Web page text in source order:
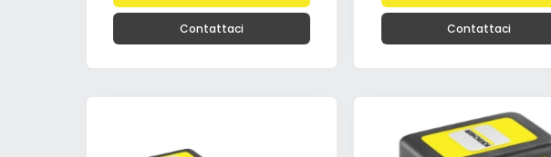
Contattaci Contattaci